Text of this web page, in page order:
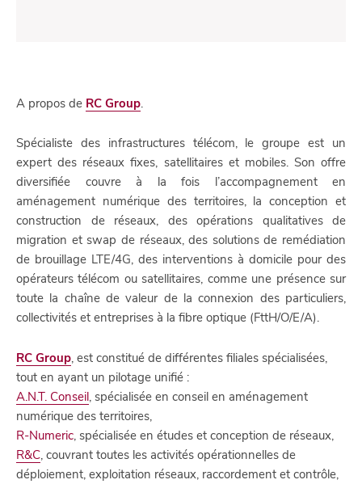
A propos de RC Group.
Spécialiste des infrastructures télécom, le groupe est un
expert des réseaux fixes, satellitaires et mobiles. Son offre
diversifiée couvre à la fois l’accompagnement en
aménagement numérique des territoires, la conception et
construction de réseaux, des opérations qualitatives de
migration et swap de réseaux, des solutions de remédiation
de brouillage LTE/4G, des interventions à domicile pour des
opérateurs télécom ou satellitaires, comme une présence sur
toute la chaîne de valeur de la connexion des particuliers,
collectivités et entreprises à la fibre optique (FttH/O/E/A).
RC Group, est constitué de différentes filiales spécialisées,
tout en ayant un pilotage unifié :
A.N.T. Conseil, spécialisée en conseil en aménagement
numérique des territoires,
R-Numeric, spécialisée en études et conception de réseaux,
R&C, couvrant toutes les activités opérationnelles de
déploiement, exploitation réseaux, raccordement et contrôle,